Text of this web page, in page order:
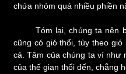
chứa nhóm quá nhiều phiền
Tóm lại, chúng ta nên
cũng có gió thổi, tùy theo
cả. Tâm của chúng ta ví như
của thế gian thổi đến, chẳng